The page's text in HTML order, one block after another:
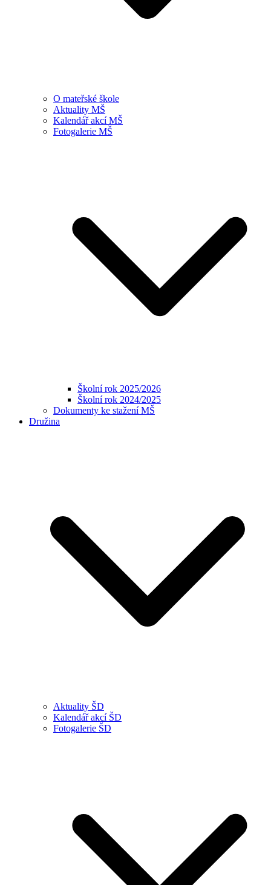
O mateřské škole
Aktuality MŠ
Kalendář akcí MŠ
Fotogalerie MŠ
Školní rok 2025/2026
Školní rok 2024/2025
Dokumenty ke stažení MŠ
Družina
Aktuality ŠD
Kalendář akcí ŠD
Fotogalerie ŠD